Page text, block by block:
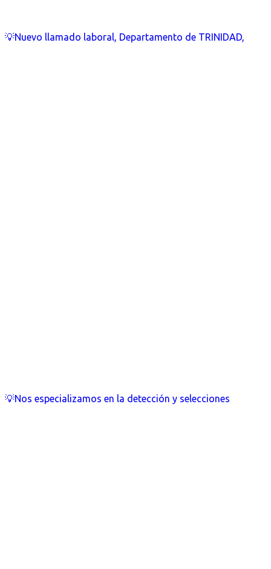
💡Nuevo llamado laboral, Departamento de TRINIDAD,
💡Nos especializamos en la detección y selecciones